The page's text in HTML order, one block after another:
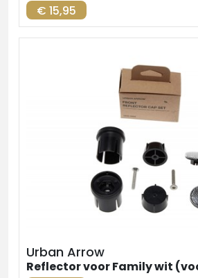
€ 15,95
Urban Arrow